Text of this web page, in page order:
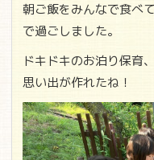
朝ご飯をみんなで食べ
で過ごしました。
ドキドキのお泊り保育
思い出が作れたね！